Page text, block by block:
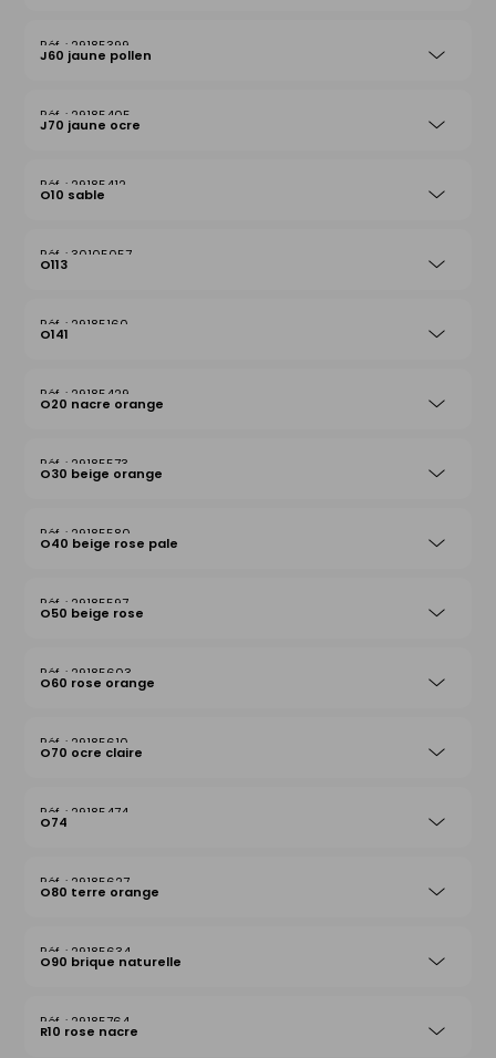
29185399
J60 jaune pollen
29185405
J70 jaune ocre
29185412
O10 sable
30105057
O113
29185160
O141
29185429
O20 nacre orange
29185573
O30 beige orange
29185580
O40 beige rose pale
29185597
O50 beige rose
29185603
O60 rose orange
29185610
O70 ocre claire
29185474
O74
29185627
O80 terre orange
29185634
O90 brique naturelle
29185764
R10 rose nacre